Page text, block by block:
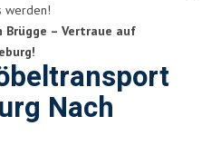
werden!
Brügge – Vertraue auf
Nach